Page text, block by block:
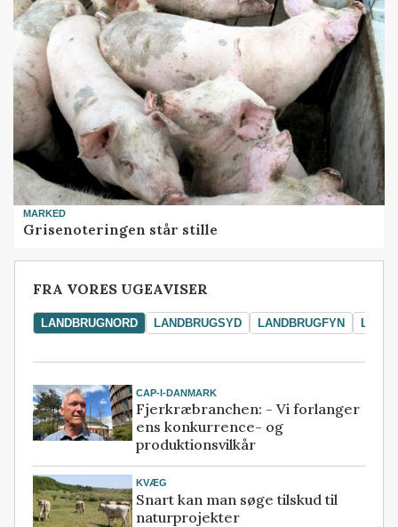
MARKED
Grisenoteringen står stille
FRA VORES UGEAVISER
LANDBRUGNORD LANDBRUGSYD LANDBRUGFYN
CAP-I-DANMARK
Fjerkræbranchen: - Vi forlanger
ens konkurrence- og
produktionsvilkår
KVÆG
Snart kan man søge tilskud til
naturprojekter